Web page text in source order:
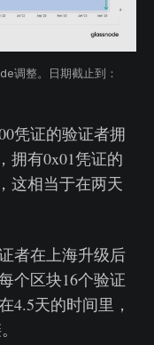
调整。日期截止到：
凭证的验证者拥
拥有0x01凭证的
这相当于在两天
者在上海升级后
个区块16个验证
4.5天的时间里，